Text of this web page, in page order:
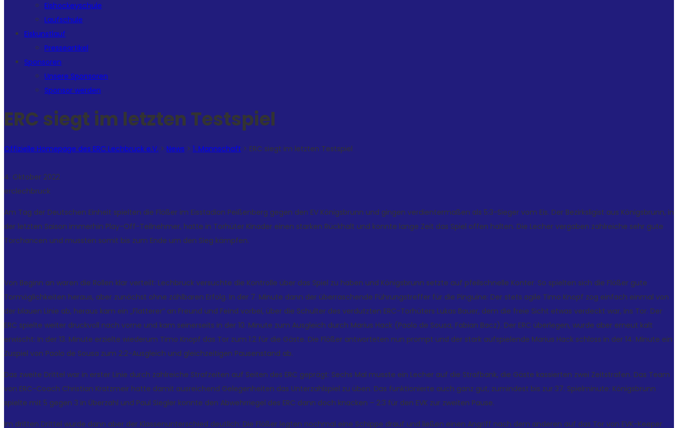
Eishockeyschule
Laufschule
Eiskunstlauf
Presseartikel
Sponsoren
Unsere Sponsoren
Sponsor werden
ERC siegt im letzten Testspiel
Offizielle Homepage des ERC Lechbruck e.V. > News > 1. Mannschaft > ERC siegt im letzten Testspiel
4. Oktober 2022
erclechbruck
Am Tag der Deutschen Einheit spielten die Flößer im Eisstadion Peißenberg gegen den EV Königsbrunn und gingen verdientermaßen als 5:3-Sieger vom Eis. Der Bezirksligist aus Königsbrunn, in
der letzten Saison immerhin Play-Off-Teilnehmer, hatte in Torhüter Kinader einen starken Rückhalt und konnte lange Zeit das Spiel offen halten. Die Lecher vergaben zahlreiche sehr gute
Torchancen und mussten somit bis zum Ende um den Sieg kämpfen.
Von Beginn an waren die Rollen klar verteilt: Lechbruck versuchte die Kontrolle über das Spiel zu haben und Königsbrunn setzte auf pfeilschnelle Konter. So spielten sich die Flößer gute
Tormöglichkeiten heraus, aber zunächst ohne zählbaren Erfolg. In der 7. Minute dann der überraschende Führungstreffer für die Pinguine: Der stets agile Timo Knopf zog einfach einmal von
der blauen Linie ab, heraus kam ein „Flatterer“ an Freund und Feind vorbei, über die Schulter des verdutzten ERC-Torhüters Lukas Bauer, dem die freie Sicht etwas verdeckt war, ins Tor. Der
ERC spielte weiter druckvoll nach vorne und kam seinerseits in der 10. Minute zum Ausgleich durch Marius Hack (Paolo de Sousa, Fabian Bacz). Der ERC überlegen, wurde aber erneut kalt
erwischt: In der 13. Minute erzielte wiederum Timo Knopf das Tor zum 1:2 für die Gäste. Die Flößer antworteten nun prompt und der stark aufspielende Marius Hack schloss in der 14. Minute ein
Zuspiel von Paolo de Sousa zum 2:2-Ausgleich und gleichzeitigen Pausenstand ab.
Das zweite Drittel war in erster Linie durch zahlreiche Strafzeiten auf Seiten des ERC geprägt: Sechs Mal musste ein Lecher auf die Strafbank, die Gäste kassierten zwei Zeitstrafen. Das Team
von ERC-Coach Christian Kratzmeir hatte damit ausreichend Gelegenheiten das Unterzahlspiel zu üben. Das funktionierte auch ganz gut, zumindest bis zur 37. Spielminute: Königsbrunn
spielte mit 5 gegen 3 in Überzahl und Paul Siegler konnte den Abwehrriegel des ERC dann doch knacken – 2:3 für den EVK zur zweiten Pause.
Im dritten Drittel wurde dann aber der Klassenunterschied deutlich: Die Flößer legten nochmal eine Schippe drauf und ließen einen Angriff nach dem anderen auf das Tor von EVK-Keeper